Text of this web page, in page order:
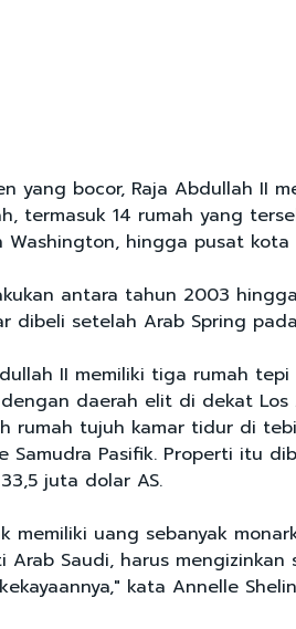
yang bocor, Raja Abdullah II
termasuk 14 rumah yang
Washington, hingga pusat
antara tahun 2003
dibeli setelah Arab Spring pada
II memiliki tiga rumah
daerah elit di dekat Los
rumah tujuh kamar tidur di
Samudra Pasifik. Properti itu
juta dolar AS.
memiliki uang sebanyak
Arab Saudi, harus
kata Annelle